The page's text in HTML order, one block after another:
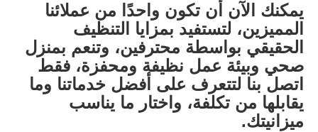
يمكنك الآن أن تكون واحدًا من عملائنا
المميزين، لتستفيد بمزايا التنظيف
الحقيقي بواسطة محترفين، وتنعم بمنزل
صحي وبيئة عمل نظيفة ومحفزة، فقط
اتصل بنا لتتعرف على أفضل خدماتنا وما
يقابلها من تكلفة، واختار ما يناسب
ميزانيتك.